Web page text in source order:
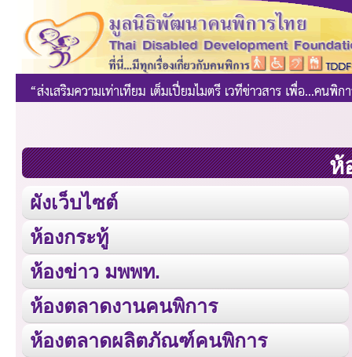
ห้
ผังเว็บไซต์
ห้องกระทู้
ห้องข่าว มพพท.
ห้องตลาดงานคนพิการ
ห้องตลาดผลิตภัณฑ์คนพิการ